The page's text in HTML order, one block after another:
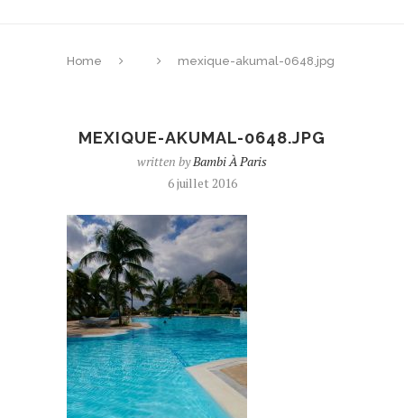
Home mexique-akumal-0648.jpg
MEXIQUE-AKUMAL-0648.JPG
written byBambi À Paris
6 juillet 2016